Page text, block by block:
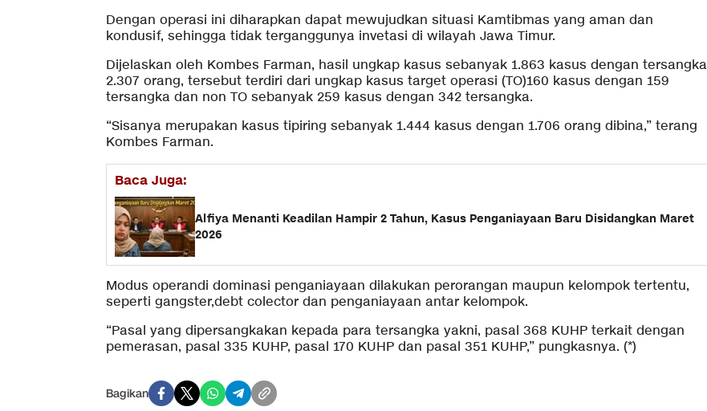
Dengan operasi ini diharapkan dapat mewujudkan situasi Kamtibmas yang aman dan
kondusif, sehingga tidak terganggunya invetasi di wilayah Jawa Timur.
Dijelaskan oleh Kombes Farman, hasil ungkap kasus sebanyak 1.863 kasus dengan tersangka
2.307 orang, tersebut terdiri dari ungkap kasus target operasi (TO)160 kasus dengan 159
tersangka dan non TO sebanyak 259 kasus dengan 342 tersangka.
“Sisanya merupakan kasus tipiring sebanyak 1.444 kasus dengan 1.706 orang dibina,” terang
Kombes Farman.
Baca Juga:
Alfiya Menanti Keadilan Hampir 2 Tahun, Kasus Penganiayaan Baru Disidangkan Maret
2026
Modus operandi dominasi penganiayaan dilakukan perorangan maupun kelompok tertentu,
seperti gangster,debt colector dan penganiayaan antar kelompok.
“Pasal yang dipersangkakan kepada para tersangka yakni, pasal 368 KUHP terkait dengan
pemerasan, pasal 335 KUHP, pasal 170 KUHP dan pasal 351 KUHP,” pungkasnya. (*)
Bagikan